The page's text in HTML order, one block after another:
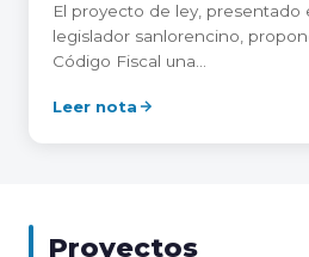
El proyecto de ley, presentado
legislador sanlorencino,
Código Fiscal una…
Leer nota
Proyectos